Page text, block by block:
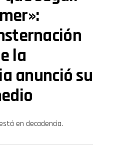
la
anunció su
en decadencia.